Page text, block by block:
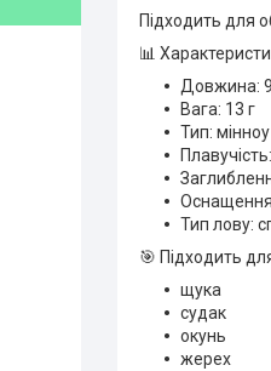
Підходить для
📊
Довжина:
Вага: 13 г
Тип:
Тип лову:
🎯 Підходить
щука
судак
окунь
жерех